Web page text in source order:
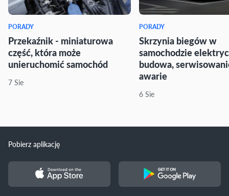
PORADY
Przekaźnik - miniaturowa
część, która może
unieruchomić samochód
7 Sie
PORADY
Skrzynia biegów w
samochodzie
budowa,
awarie
6 Sie
Pobierz aplikację